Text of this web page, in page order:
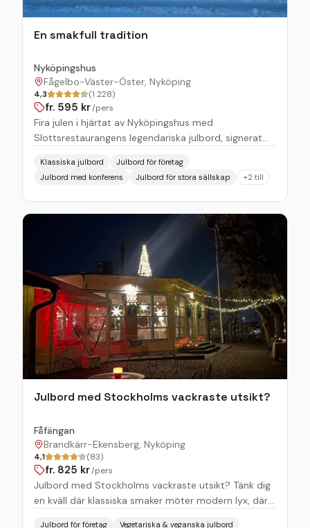
En smakfull tradition
Nyköpingshus
Fågelbo-Väster-Öster, Nyköping
4,3 (1 228)
fr. 595 kr/pers
Fira julen i hjärtat av Nyköpingshus med
Slottsrestaurangens legendariska julbord, signerat
värma dig med glögg vid en sprakande brasa innan
du tar plats i vår historiska och mysiga slottsmiljö.
Här dukas ett traditionellt julbord upp, fyllt av
omsorgsfullt tillagade klassiker och spännande gröna
rätter som sätter smaklökarna i feststämning! Vad
du kan förvänta dig Värmande glöggmingel i magisk
slottsatmosfär. Ett julbord med noga utvalda
favoriter och gröna inslag. En kväll fylld av julglädje,
tradition och kvalitet. Kom och upplev julen på
riktigt.
Klassiska julbord
Julbord för företag
Julbord med konferens
Julbord för stora sällskap +2 till
Julbord med Stockholms vackraste utsikt?
Fåfängan
Brandkärr-Ekensberg, Nyköping
4,1 (83)
fr. 825 kr/pers
Julbord med Stockholms vackraste utsikt? Tänk dig
en kväll där klassiska smaker möter modern lyx, där
Julbord för företag Vegetariska & veganska julbord